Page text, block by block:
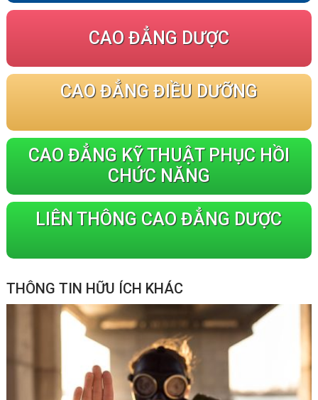
CAO ĐẲNG DƯỢC
CAO ĐẲNG ĐIỀU DƯỠNG
CAO ĐẲNG KỸ THUẬT PHỤC HỒI
CHỨC NĂNG
LIÊN THÔNG CAO ĐẲNG DƯỢC
THÔNG TIN HỮU ÍCH KHÁC